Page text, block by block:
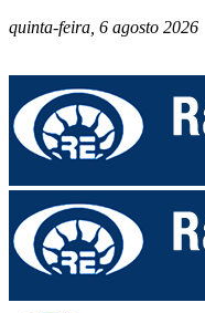
quinta-feira, 6 agosto 2026